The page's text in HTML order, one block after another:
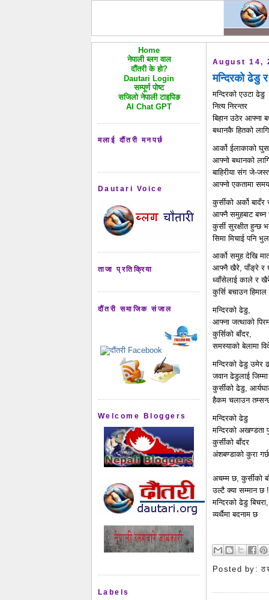
Home
नेपाली ब्लग वाल
दौंतरी के हो?
Dautari Login
सम्पूर्ण पोष्ट
सजिलो नेपाली टाइपिङ
AI Chat GPT
मलाई दौंतरी मनपर्छ
Dautari Voice
ताजा प्रतिक्रिया
दौंतरी समाजिक संजाल
Welcome Bloggers
Labels
August 14,
मन्दिरको ढेडु
मन्दिरको एउटा ढेडु
नित्य निरन्तर
बिहान उठेर आफ्ना
बथानकै हितको
आर्को ईलाकाको
आफ्नो बथानको
बाहिरीया संग जे-
आफ्नो एकतामा
कुर्सीको अर्को
आफ्नै समुहबाट बच्न
कुर्सी सुरक्षीत हुन्छ
सिमा मिचाई पनि
आर्को समुह देखि
आफ्नै खैरे, पाँङ्रे र
ध्वाँसेलाई काले र
कुर्सि बचाउन
मन्दिरको ढेडु,
आफ्ना जत्थाको
कुर्सिको बाँदर,
समस्याको बेलामा
मन्दिरको ढेडु उमेर
जवान ढेडुलाई
कुर्सीको ढेडु,
हैकम चलाउन
मन्दिरको ढेडु
मन्दिरको अखण्डता
कुर्सीको बाँदर
अंशबण्डाको कुरा गर्छ
अचम्म छ, कुर्सीको
उल्टै क्या सम्मान छ !
मन्दिरको ढेडु बिचरा,
व्यर्थैमा बदनाम छ
Posted by: